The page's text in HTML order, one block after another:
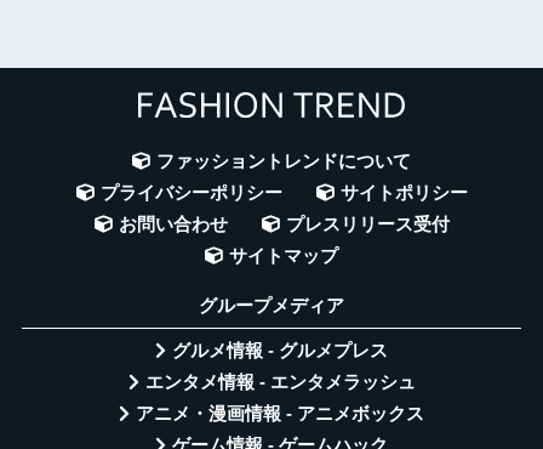
ファッショントレンドについて
プライバシーポリシー
サイトポリシー
お問い合わせ
プレスリリース受付
サイトマップ
グループメディア
グルメ情報 - グルメプレス
エンタメ情報 - エンタメラッシュ
アニメ・漫画情報 - アニメボックス